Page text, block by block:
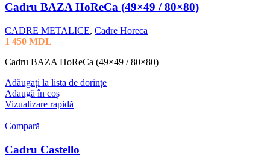
Cadru BAZA HoReCa (49×49 / 80×80)
CADRE METALICE, Cadre Horeca
1 450 MDL
Cadru BAZA HoReCa (49×49 / 80×80)
Adăugați la lista de dorințe
Adaugă în coș
Vizualizare rapidă
Compară
Cadru Castello